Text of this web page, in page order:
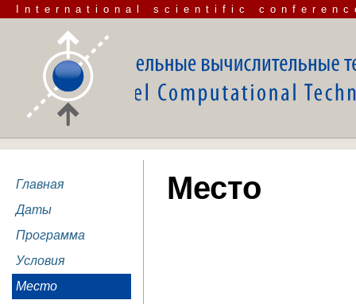
International scientific
Главная
Даты
Программа
Условия
Место
Место